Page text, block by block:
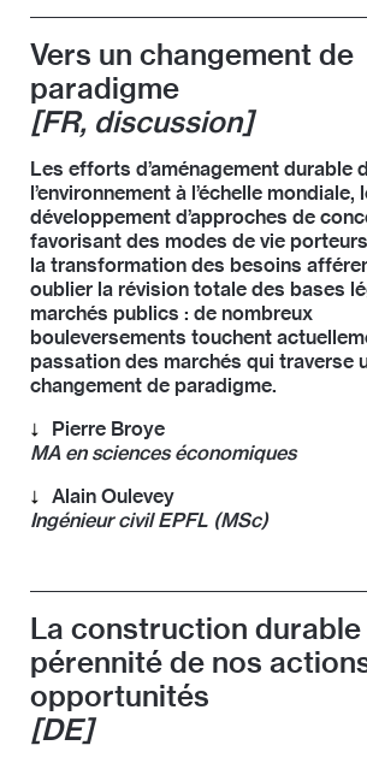
plus grand complexe hôtelier
Vers un changement de
paradigme
[FR, discussion]
Les efforts d’aménagement durable
l’environnement à l’échelle mondiale,
développement d’approches de
favorisant des modes de vie porteurs
la transformation des besoins
oublier la révision totale des bases
marchés publics : de nombreux
bouleversements touchent
passation des marchés qui traverse
changement de paradigme.
Pierre Broye
MA en sciences économiques
En juillet 2016, le Conseil fédéral a
Broye directeur de l’Office fédéral
services de la construction et des
maîtres d’ouvrage publics (KBOB) et
des achats de la Confédération (CA).
Alain Oulevey
Ingénieur civil EPFL (MSc)
Alain Oulevey s’est tout d’abord
domaine des constructions
barrages. En 2001, il entre chez De
Géotechnique SIA à Écublens (VS),
de sa direction, puis reprend le
associés en 2007. Aujourd’hui, De
Géotechnique compte une
La construction durable
pérennité de nos
opportunités
[DE]